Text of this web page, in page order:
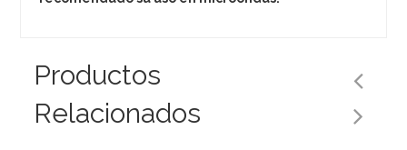
Productos
Relacionados